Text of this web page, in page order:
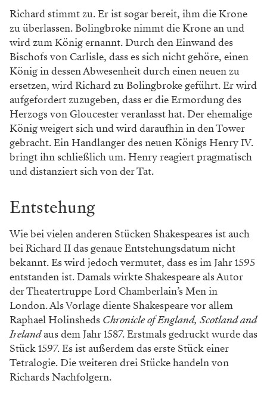
Richard stimmt zu. Er ist sogar bereit, ihm die Krone
zu überlassen. Bolingbroke nimmt die Krone an und
wird zum König ernannt. Durch den Einwand des
Bischofs von Carlisle, dass es sich nicht gehöre, einen
König in dessen Abwesenheit durch einen neuen zu
ersetzen, wird Richard zu Bolingbroke geführt. Er wird
aufgefordert zuzugeben, dass er die Ermordung des
Herzogs von Gloucester veranlasst hat. Der ehemalige
König weigert sich und wird daraufhin in den Tower
gebracht. Ein Handlanger des neuen Königs Henry IV.
bringt ihn schließlich um. Henry reagiert pragmatisch
und distanziert sich von der Tat.
Entstehung
Wie bei vielen anderen Stücken Shakespeares ist auch
bei Richard II das genaue Entstehungsdatum nicht
bekannt. Es wird jedoch vermutet, dass es im Jahr 1595
entstanden ist. Damals wirkte Shakespeare als Autor
der Theatertruppe Lord Chamberlain’s Men in
London. Als Vorlage diente Shakespeare vor allem
Raphael Holinsheds Chronicle of England, Scotland and
Irelandaus dem Jahr 1587. Erstmals gedruckt wurde das
Stück 1597. Es ist außerdem das erste Stück einer
Tetralogie. Die weiteren drei Stücke handeln von
Richards Nachfolgern.